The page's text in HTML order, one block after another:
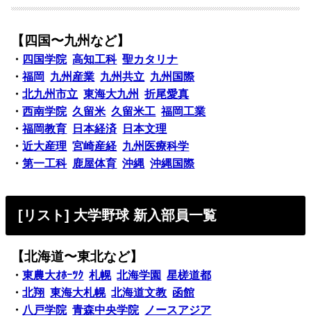
【四国〜九州など】
・ 四国学院 高知工科 聖カタリナ
・福岡 九州産業 九州共立 九州国際
・北九州市立 東海大九州
折尾愛真
・西南学院 久留米 久留米工 福岡工業
・福岡教育 日本経済
日本文理
・近大産理 宮崎産経 九州医療科学
・第一工科 鹿屋体育 沖縄 沖縄国際
[リスト] 大学野球 新入部員一覧
【北海道〜東北など】
・東農大ｵﾎｰﾂｸ 札幌 北海学園
星槎道都
・北翔 東海大札幌 北海道文教 函館
・ 八戸学院 青森中央学院
ノースアジア